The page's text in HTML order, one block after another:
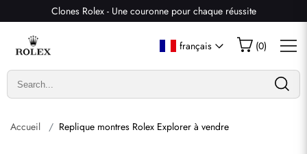
Clones Rolex - Une couronne pour chaque réussite
français (0)
Accueil Replique montres Rolex Explorer à vendre